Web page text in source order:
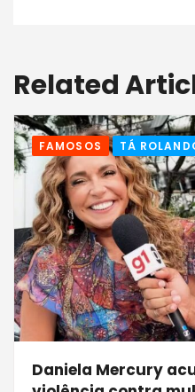
Related
FAMOSOS TÁ
Daniela Mercury